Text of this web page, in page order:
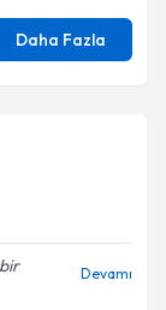
Daha Fazla
Devamı